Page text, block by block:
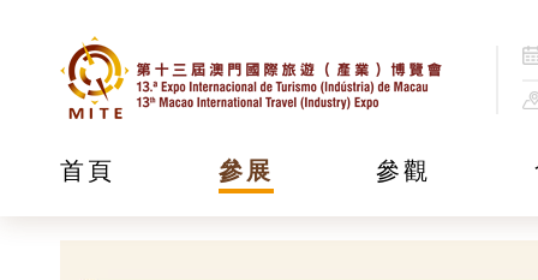
首頁 參展 參觀